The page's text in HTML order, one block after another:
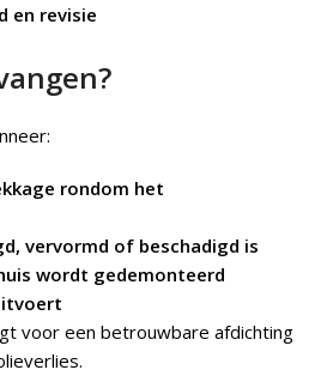
en revisie
rondom het
vervormd of beschadigd is
wordt gedemonteerd
voor een betrouwbare afdichting